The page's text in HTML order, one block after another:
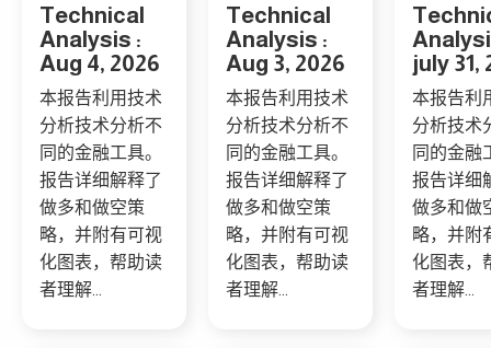
Technical
Analysis :
Aug 4, 2026
本报告利用技术
分析技术分析不
同的金融工具。
报告详细解释了
做多和做空策
略，并附有可视
化图表，帮助读
者理解...
Technical
Analysis :
Aug 3, 2026
本报告利用技术
分析技术分析不
同的金融工具。
报告详细解释了
做多和做空策
略，并附有可视
化图表，帮助读
者理解...
july 31,
本报告利
分析技术
同的金融
报告详细
做多和做
略，并附
化图表，
者理解...